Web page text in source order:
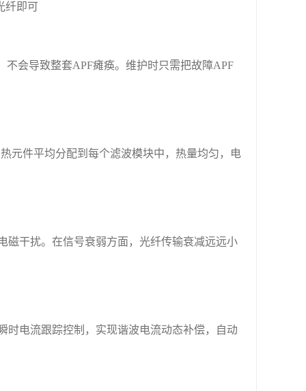
纤即可
会导致整套APF瘫痪。维护时只需把故障APF
件平均分配到每个滤波模块中，热量均匀，电
干扰。在信号衰弱方面，光纤传输衰减远远小
电流跟踪控制，实现谐波电流动态补偿，自动